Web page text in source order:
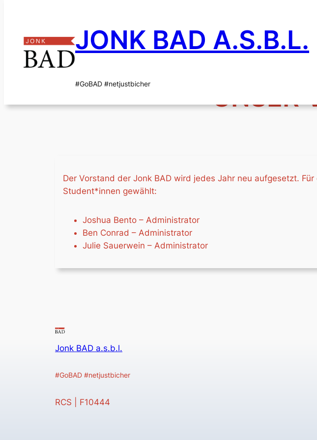
JONK BAD A.S.B.L.
#GoBAD #netjustbicher UNSER
Der Vorstand der Jonk BAD wird jedes Jahr neu aufgesetzt.
Student*innen gewählt:
Joshua Bento – Administrator
Ben Conrad – Administrator
Julie Sauerwein – Administrator
Jonk BAD a.s.b.l.
#GoBAD #netjustbicher
RCS | F10444